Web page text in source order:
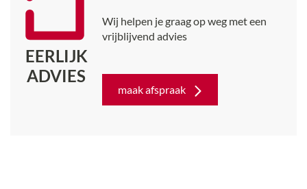
EERLIJK
ADVIES
Wij helpen je graag op weg met een
vrijblijvend advies
maak afspraak